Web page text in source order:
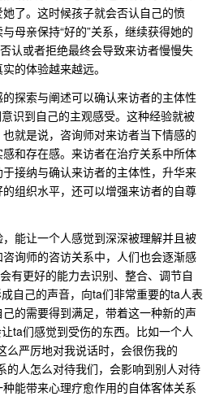
了。这时候孩子就会否认自己的愤
母亲保持“好的”关系，继续获得她的
认或者拒绝最终会导致来访者慢慢失
的体验越来越远。
探索与阐述可以确认来访者的主体性
识到自己的主观感受。这种经验就被
就是说，咨询师对来访者当下情感的
和存在感。来访者在治疗关系中所体
接纳与确认来访者的主体性，升华来
组织水平，还可以增强来访者的自尊
能让一个人感觉到深深被理解并且被
询师的咨访关系中，人们也会逐渐感
有更好的能力去识别、整合、调节自
自己的声音，向ta们非常重要的ta人表
的需要得到满足，带着这一种新的声
ta们感觉到受伤的东西。比如一个人
么严厉地对我说话时，会很伤我的
的人怎么对待我们，会影响到别人对待
能带来心理疗愈作用的自体客体关系